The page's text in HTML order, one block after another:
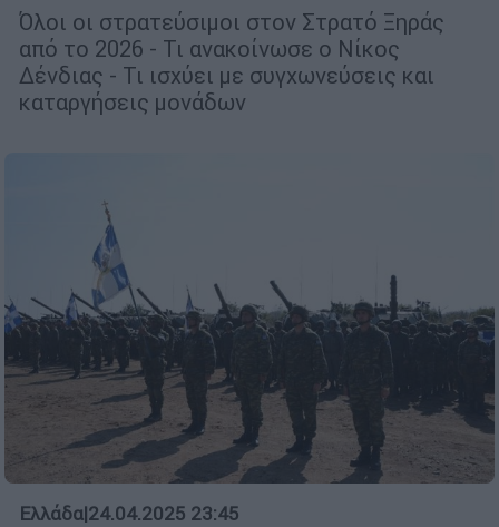
Όλοι οι στρατεύσιμοι στον Στρατό Ξηράς
από το 2026 - Τι ανακοίνωσε ο Νίκος
Δένδιας - Τι ισχύει με συγχωνεύσεις και
καταργήσεις μονάδων
Ελλάδα|24.04.2025 23:45